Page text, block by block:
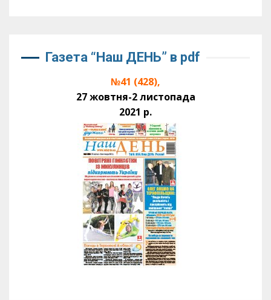
Газета “Наш ДЕНЬ” в pdf
№41 (428),
27 жовтня-2 листопада
2021 р.